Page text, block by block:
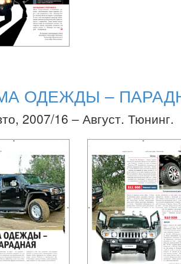
ОДЕЖДЫ –
2007/16 – Август. Тюнинг.